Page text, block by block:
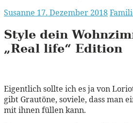
Susanne 17. Dezember 2018
Style dein
„Real life“ Edition
Eigentlich sollte ich es ja von
gibt Grautöne, soviele, dass man
mit ihnen füllen kann.